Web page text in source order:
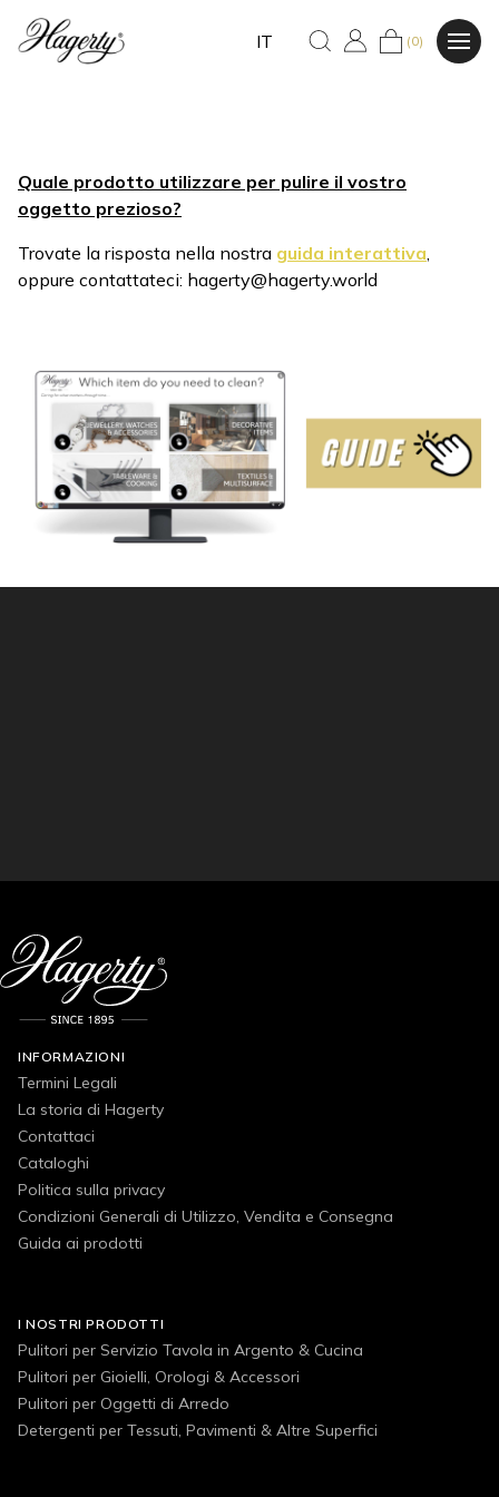
IT (0)
Quale prodotto utilizzare per pulire il vostro
oggetto prezioso?
Trovate la risposta nella nostra guida interattiva
oppure contattateci: hagerty@hagerty.world
INFORMAZIONI
Termini Legali
La storia di Hagerty
Contattaci
Cataloghi
Politica sulla privacy
Condizioni Generali di Utilizzo, Vendita e Consegna
Guida ai prodotti
I NOSTRI PRODOTTI
Pulitori per Servizio Tavola in Argento & Cucina
Pulitori per Gioielli, Orologi & Accessori
Pulitori per Oggetti di Arredo
Detergenti per Tessuti, Pavimenti & Altre Superfici